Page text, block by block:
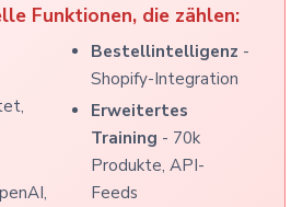
Funktionen, die zählen:
Bestellintelligenz -
Shopify-Integration
Erweitertes
Training - 70k
Produkte, API-
Feeds